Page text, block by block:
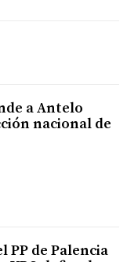
a Antelo
nacional de
PP de Palencia